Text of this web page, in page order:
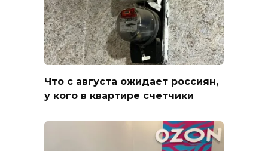
Что с августа ожидает россиян,
у кого в квартире счетчики